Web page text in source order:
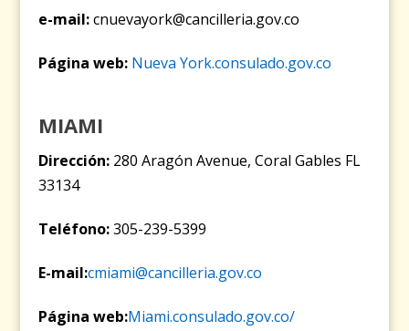
e-mail:cnuevayork@cancilleria.gov.co
Página web: Nueva York.consulado.gov.co
MIAMI
Dirección: 280 Aragón Avenue, Coral Gables FL
33134
Teléfono:305-239-5399
E-mail:cmiami@cancilleria.gov.co
Página web:Miami.consulado.gov.co/